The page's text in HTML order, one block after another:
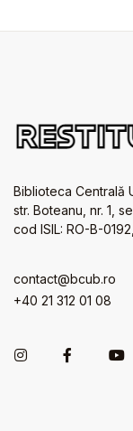
Biblioteca Centrală
str. Boteanu, nr. 1,
cod ISIL: RO-B-
contact@bcub.ro
+40 21 312 01 08